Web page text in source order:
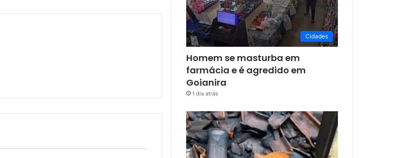
Cidades
Homem se masturba em
farmácia e é agredido em
Goianira
1 dia atrás